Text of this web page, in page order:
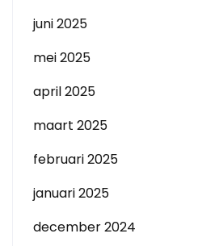
juni 2025
mei 2025
april 2025
maart 2025
februari 2025
januari 2025
december 2024